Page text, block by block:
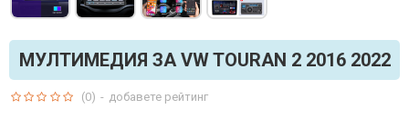
МУЛТИМЕДИЯ ЗА VW TOURAN 2 2016 2022
(0) - добавете рейтинг